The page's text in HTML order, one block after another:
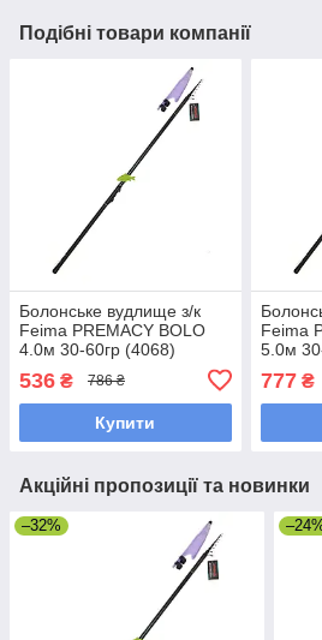
Подібні товари компанії
Болонське вудлище з/к
Feima PREMACY BOLO
4.0м 30-60гр (4068)
536 ₴ 786 ₴
Купити
Feima
5.0м
777₴
Акційні пропозиції та новинки
–32%